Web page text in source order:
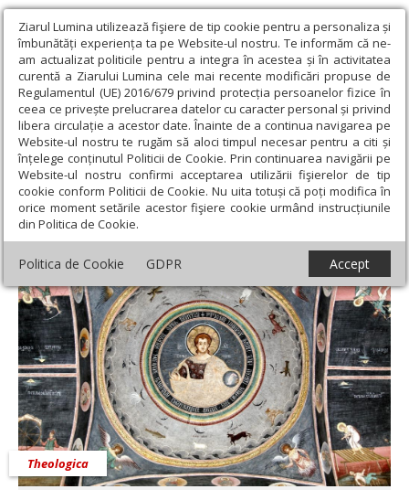
Ziarul Lumina utilizează fişiere de tip cookie pentru a personaliza și
îmbunătăți experiența ta pe Website-ul nostru. Te informăm că ne-
am actualizat politicile pentru a integra în acestea și în activitatea
curentă a Ziarului Lumina cele mai recente modificări propuse de
Regulamentul (UE) 2016/679 privind protecția persoanelor fizice în
ceea ce privește prelucrarea datelor cu caracter personal și privind
libera circulație a acestor date. Înainte de a continua navigarea pe
Website-ul nostru te rugăm să aloci timpul necesar pentru a citi și
înțelege conținutul Politicii de Cookie. Prin continuarea navigării pe
Website-ul nostru confirmi acceptarea utilizării fişierelor de tip
cookie conform Politicii de Cookie. Nu uita totuși că poți modifica în
orice moment setările acestor fişiere cookie urmând instrucțiunile
din Politica de Cookie.
Politica de Cookie GDPR Accept
Ziarul Lumina › Teologie și spiritualitate › Theologica › De la
Didahie la „Epistola către Diognet“
De la Didahie la „Epistola către Diognet“
Theologica